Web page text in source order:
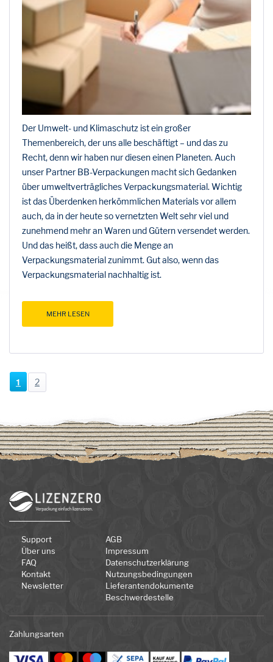
Der Umwelt- und Klimaschutz ist ein großer
Themenbereich, der uns alle beschäftigt – und das zu
Recht, denn wir haben nur diesen einen Planeten. Auch
unser Partner BB-Verpackungen macht sich Gedanken
über umweltverträgliches Verpackungsmaterial. Wichtig
ist das Überdenken herkömmlichen Materials vor allem
auch, da in der heute so vernetzten Welt sehr viel und
zunehmend mehr an Waren und Gütern versendet werden.
Und das heißt, dass auch die Menge an
Verpackungsmaterial zunimmt. Gut also, wenn das
Verpackungsmaterial nachhaltig ist.
MEHR LESEN
1 2
Support
Über uns
FAQ
Kontakt
Newsletter
AGB
Impressum
Datenschutzerklärung
Nutzungsbedingungen
Lieferantendokumente
Beschwerdestelle
Zahlungsarten